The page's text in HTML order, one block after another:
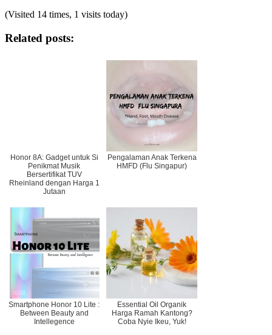
(Visited 14 times, 1 visits today)
Related posts:
Honor 8A: Gadget untuk Si
Penikmat Musik
Bersertifikat TUV
Rheinland dengan Harga 1
Jutaan
Pengalaman Anak Terkena
HMFD (Flu Singapur)
Smartphone Honor 10 Lite :
Between Beauty and
Intellegence
Essential Oil Organik
Harga Ramah Kantong?
Coba Nyie Ikeu, Yuk!